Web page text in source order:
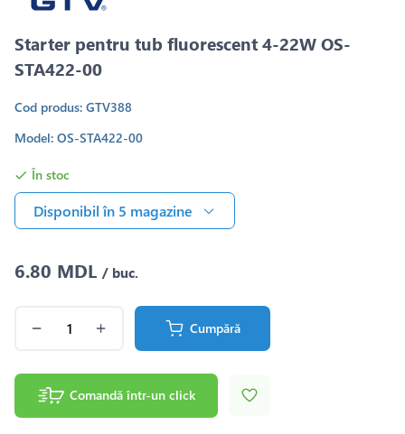
Starter pentru tub fluorescent 4-22W OS-
STA422-00
Cod produs: GTV388
Model: OS-STA422-00
În stoc
Disponibil în 5 magazine
6.80 MDL / buc.
Cumpără
Comandă într-un click